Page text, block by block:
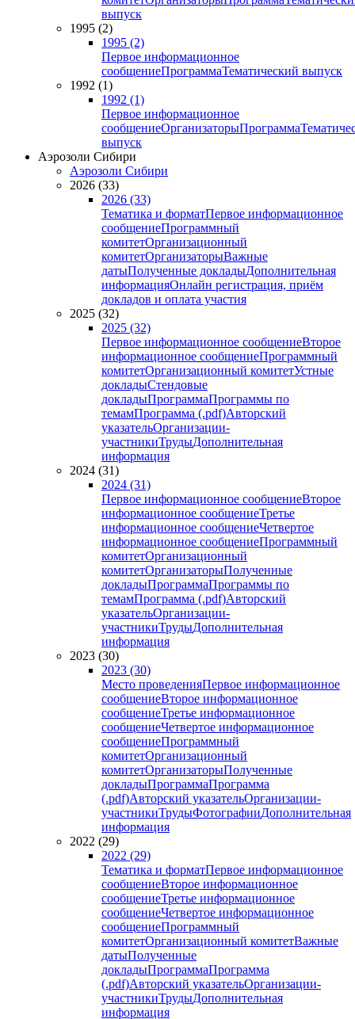
выпуск
1995 (2)
1995 (2)
Первое информационное
сообщениеПрограммаТематический выпуск
1992 (1)
1992 (1)
Первое информационное
сообщениеОрганизаторыПрограмма
выпуск
Аэрозоли Сибири
Аэрозоли Сибири
2026 (33)
2026 (33)
Тематика и форматПервое информационное
сообщениеПрограммный
комитетОрганизационный
комитетОрганизаторыВажные
датыПолученные докладыДополнительная
информацияОнлайн регистрация, приём
докладов и оплата участия
2025 (32)
2025 (32)
Первое информационное сообщениеВторое
информационное сообщениеПрограммный
комитетОрганизационный комитетУстные
докладыСтендовые
докладыПрограммаПрограммы по
темамПрограмма (.pdf)Авторский
указательОрганизации-
участникиТрудыДополнительная
информация
2024 (31)
2024 (31)
Первое информационное сообщениеВторое
информационное сообщениеТретье
информационное сообщениеЧетвертое
информационное сообщениеПрограммный
комитетОрганизационный
комитетОрганизаторыПолученные
докладыПрограммаПрограммы по
темамПрограмма (.pdf)Авторский
указательОрганизации-
участникиТрудыДополнительная
информация
2023 (30)
2023 (30)
Место проведенияПервое информационное
сообщениеВторое информационное
сообщениеТретье информационное
сообщениеЧетвертое информационное
сообщениеПрограммный
комитетОрганизационный
комитетОрганизаторыПолученные
докладыПрограммаПрограмма
(.pdf)Авторский указательОрганизации-
участникиТрудыФотографииДополнительная
информация
2022 (29)
2022 (29)
Тематика и форматПервое информационное
сообщениеВторое информационное
сообщениеТретье информационное
сообщениеЧетвертое информационное
сообщениеПрограммный
комитетОрганизационный комитетВажные
датыПолученные
докладыПрограммаПрограмма
(.pdf)Авторский указательОрганизации-
участникиТрудыДополнительная
информация